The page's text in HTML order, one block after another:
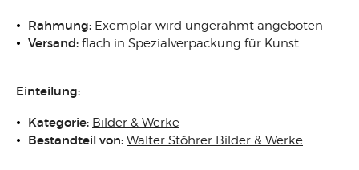
Rahmung: Exemplar wird ungerahmt angeboten
Versand: flach in Spezialverpackung für Kunst
Einteilung:
Kategorie: Bilder & Werke
Bestandteil von: Walter Stöhrer Bilder & Werke